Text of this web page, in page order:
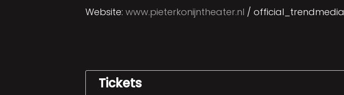
Website: www.pieterkonijntheater.nl / official_trendmedia
Tickets